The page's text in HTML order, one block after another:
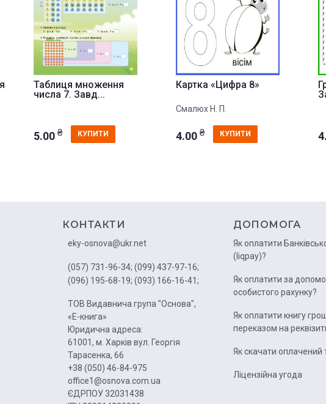
Таблиця множення
числа 7. Завд...
5.00 ₴ КУПИТИ
Картка «Цифра 8»
Смалюх Н. П.
4.00 ₴ КУПИТИ
КОНТАКТИ
eky-osnova@ukr.net
(057) 731-96-34; (099) 437-97-16;
(096) 195-68-19; (093) 166-16-41;
ТОВ Видавнича група "Основа",
«Е-книга»
Юридична адреса:
61001, м. Харків вул. Георгія
Тарасенка, 66
+38 (050) 46-84-975
office1@osnova.com.ua
ЄДРПОУ 32031438
ДОПОМОГА
Як оплатити
(liqpay)?
Як оплатити за
особистого рахунку?
Як оплатити книгу
переказом на
Як скачати оплачений
Ліцензійна угода